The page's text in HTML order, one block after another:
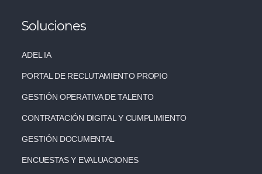
Soluciones
ADEL IA
PORTAL DE RECLUTAMIENTO PROPIO
GESTIÓN OPERATIVA DE TALENTO
CONTRATACIÓN DIGITAL Y CUMPLIMIENTO
GESTIÓN DOCUMENTAL
ENCUESTAS Y EVALUACIONES